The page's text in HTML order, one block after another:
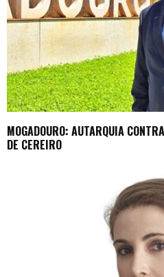
MOGADOURO: AUTARQUIA
DE CEREIRO